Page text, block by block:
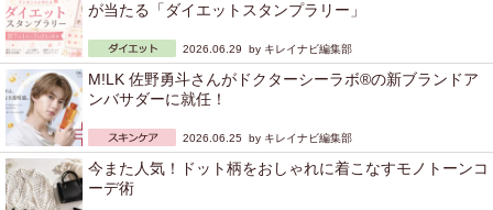
が当たる「ダイエットスタンプラリー」
2026.06.29 by キレイナビ編集部
M!LK 佐野勇斗さんがドクターシーラボ®の新ブランドア
ンバサダーに就任！
2026.06.25 by キレイナビ編集部
今また人気！ドット柄をおしゃれに着こなすモノトーンコ
ーデ術